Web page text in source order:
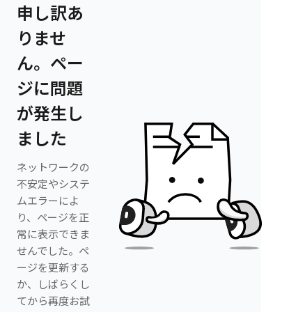
申し訳あ
りませ
ん。ペー
ジに問題
が発生し
ました
ネットワークの
不安定やシステ
ムエラーによ
り、ページを正
常に表示できま
せんでした。ペ
ージを更新する
か、しばらくし
てから再度お試